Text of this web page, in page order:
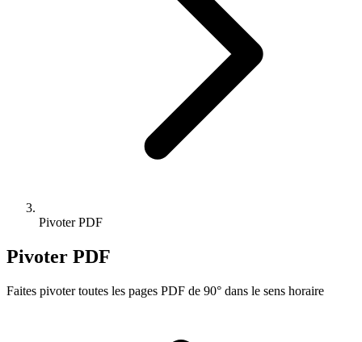
Pivoter PDF
Pivoter PDF
Faites pivoter toutes les pages PDF de 90° dans le sens horaire